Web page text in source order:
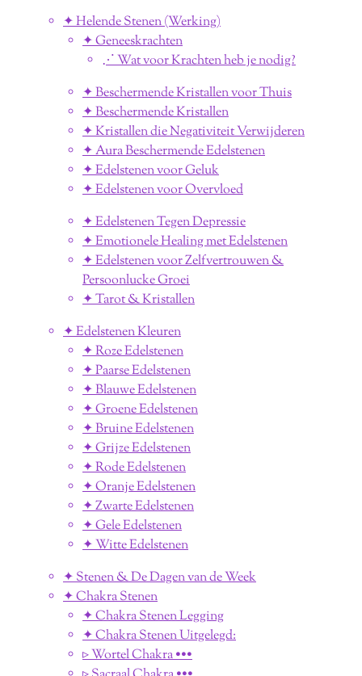
✦ Helende Stenen (Werking)
✦ Geneeskrachten
⋰ Wat voor Krachten heb je nodig?
✦ Beschermende Kristallen voor Thuis
✦ Beschermende Kristallen
✦ Kristallen die Negativiteit Verwijderen
✦ Aura Beschermende Edelstenen
✦ Edelstenen voor Geluk
✦ Edelstenen voor Overvloed
✦ Edelstenen Tegen Depressie
✦ Emotionele Healing met Edelstenen
✦ Edelstenen voor Zelfvertrouwen &
Persoonlucke Groei
✦ Tarot & Kristallen
✦ Edelstenen Kleuren
✦ Roze Edelstenen
✦ Paarse Edelstenen
✦ Blauwe Edelstenen
✦ Groene Edelstenen
✦ Bruine Edelstenen
✦ Grijze Edelstenen
✦ Rode Edelstenen
✦ Oranje Edelstenen
✦ Zwarte Edelstenen
✦ Gele Edelstenen
✦ Witte Edelstenen
✦ Stenen & De Dagen van de Week
✦ Chakra Stenen
✦ Chakra Stenen Legging
✦ Chakra Stenen Uitgelegd:
▹ Wortel Chakra •••